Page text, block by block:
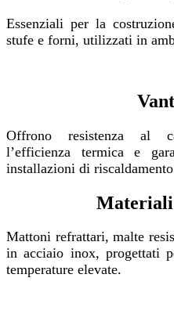
Essenziali per la
stufe e forni, utilizzati in
Offrono resistenza al
l’efficienza termica e
installazioni di
Mattoni refrattari, malte
in acciaio inox, progettati
temperature elevate.